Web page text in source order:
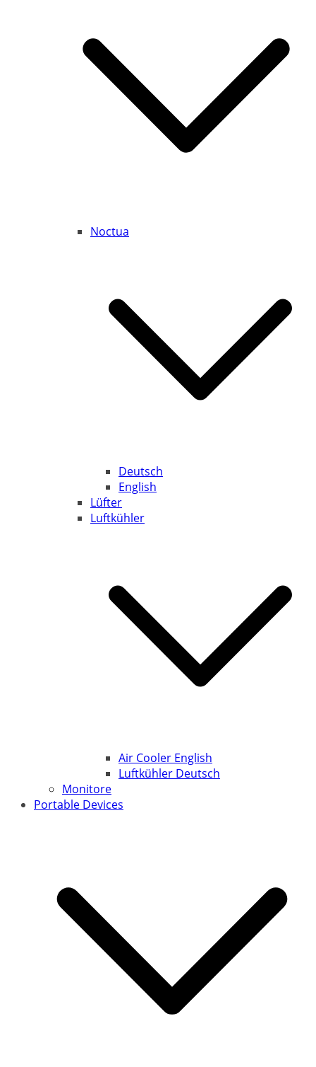
Noctua
Deutsch
English
Lüfter
Luftkühler
Air Cooler English
Luftkühler Deutsch
Monitore
Portable Devices